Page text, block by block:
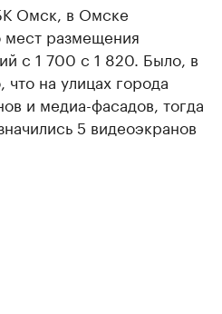
Омск, в Омске
мест размещения
с 1 700 с 1 820. Было, в
что на улицах города
и медиа-фасадов, тогда
5 видеоэкранов